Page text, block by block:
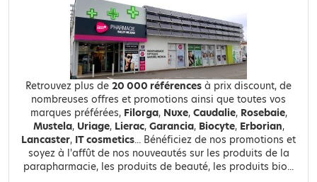
Retrouvez plus de 20 000 références à prix discount, de
nombreuses offres et promotions ainsi que toutes vos
marques préférées, Filorga, Nuxe, Caudalie, Rosebaie,
Mustela, Uriage, Lierac, Garancia, Biocyte, Erborian,
Lancaster, IT cosmetics... Bénéficiez de nos promotions et
soyez à l'affût de nos nouveautés sur les produits de la
parapharmacie, les produits de beauté, les produits bio...